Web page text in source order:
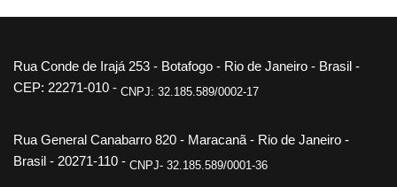
Rua Conde de Irajá 253 - Botafogo - Rio de Janeiro - Brasil -
CEP: 22271-010 - CNPJ: 32.185.589/0002-17
Rua General Canabarro 820 - Maracanã - Rio de Janeiro -
Brasil - 20271-110 - CNPJ- 32.185.589/0001-36